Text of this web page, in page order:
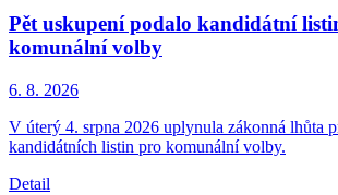
Pět uskupení podalo kandidátní
komunální volby
6. 8. 2026
V úterý 4. srpna 2026 uplynula zákonná lhůta
kandidátních listin pro komunální volby.
Detail